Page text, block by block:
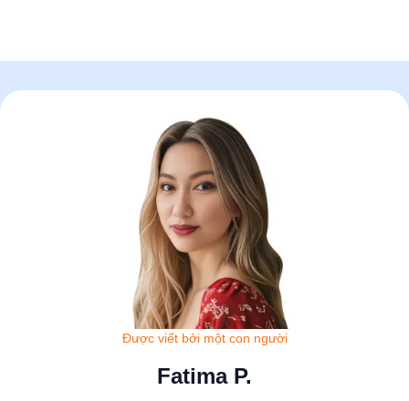
Được viết bởi một con người
Fatima P.